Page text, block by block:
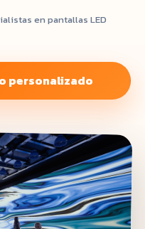
en pantallas LED
personalizado